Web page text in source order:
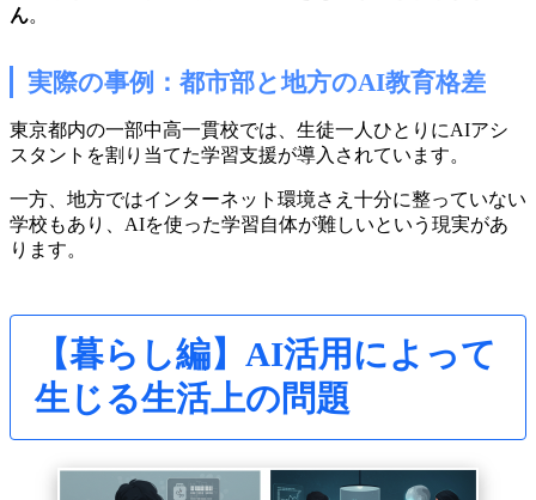
ん。
実際の事例：都市部と地方のAI教育格差
東京都内の一部中高一貫校では、生徒一人ひとりにAIアシ
スタントを割り当てた学習支援が導入されています。
一方、地方ではインターネット環境さえ十分に整っていない
学校もあり、AIを使った学習自体が難しいという現実があ
ります。
【暮らし編】AI活用によって
生じる生活上の問題